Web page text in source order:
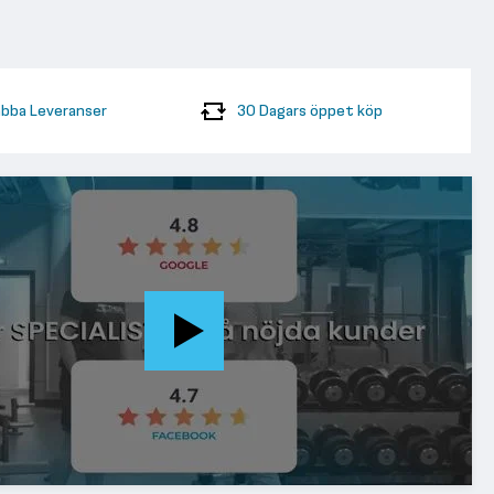
Leveranser 30 Dagars öppet köp